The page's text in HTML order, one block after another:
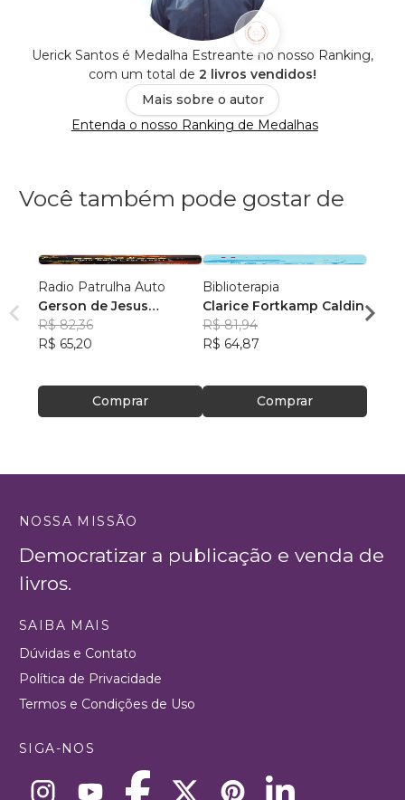
Uerick Santos é Medalha Estreante no nosso Ranking,
com um total de 2 livros vendidos!
Mais sobre o autor
Entenda o nosso Ranking de Medalhas
Você também pode gostar de
Radio Patrulha Auto
Gerson de Jesus
Monteiro Junior
R$ 82,36
R$ 65,20
Comprar
Biblioterapia
Clarice Fortkamp Caldin
R$ 81,94
R$ 64,87
Comprar
R$
NOSSA MISSÃO
Democratizar a publicação e venda de
livros.
SAIBA MAIS
Dúvidas e Contato
Política de Privacidade
Termos e Condições de Uso
SIGA-NOS